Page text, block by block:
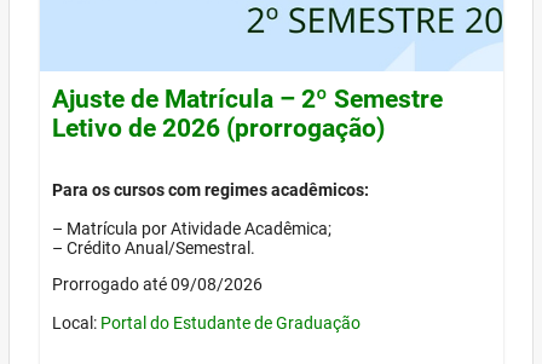
Ajuste de Matrícula – 2º Semestre
Letivo de 2026 (prorrogação)
Para os cursos com regimes acadêmicos:
– Matrícula por Atividade Acadêmica;
– Crédito Anual/Semestral.
Prorrogado até 09/08/2026
Local: Portal do Estudante de Graduação